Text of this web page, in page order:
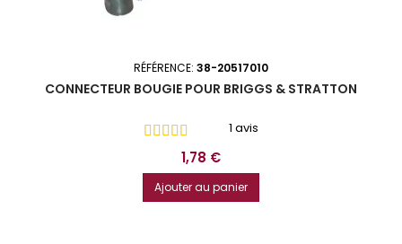
RÉFÉRENCE: 38-20517010
CONNECTEUR BOUGIE POUR BRIGGS & STRATTON
1 avis
Prix
1,78 €
Ajouter au panier